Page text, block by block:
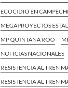
ECOCIDIO EN
MEGAPROYECTOS
MP QUINTANA ROO
NOTICIAS NACIONALES
RESISTENCIA AL TREN
RESISTENCIA AL TREN